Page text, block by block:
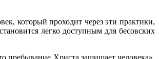
который проходит через эти практики,
легко доступным для бесовских
пребывание Христа защищает человека»,